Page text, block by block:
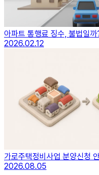
아파트 통행료 징수, 불법일
2026.02.12
가로주택정비사업 분양신청
2026.08.05